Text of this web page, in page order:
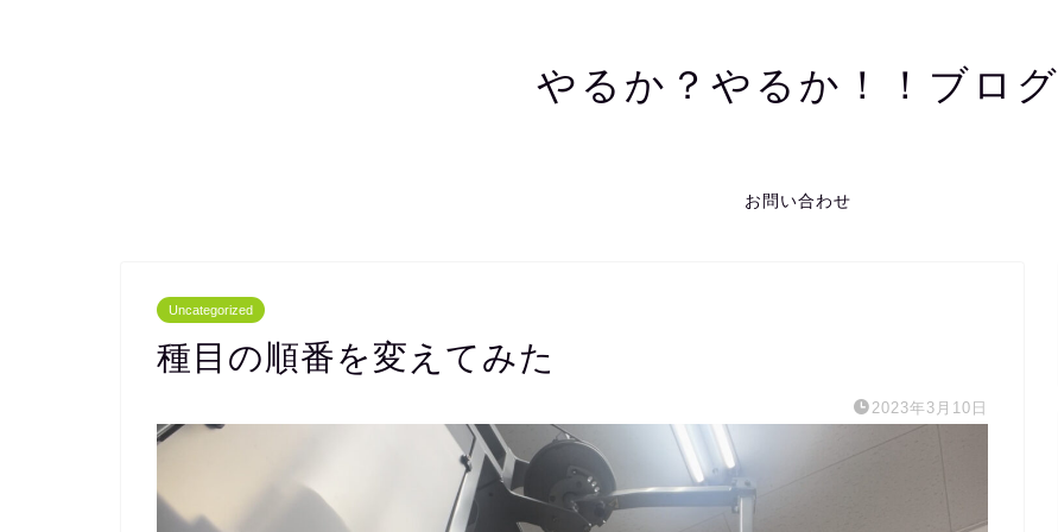
やるか？やるか！！ブログ
お問い合わせ
Uncategorized
種目の順番を変えてみた
2023年3月10日